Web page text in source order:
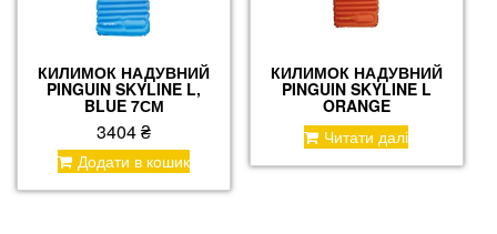
КИЛИМОК НАДУВНИЙ
PINGUIN SKYLINE L,
BLUE 7СМ
3404₴
Додати в кошик
КИЛИМОК НАДУВНИЙ
PINGUIN SKYLINE L
ORANGE
Читати далі